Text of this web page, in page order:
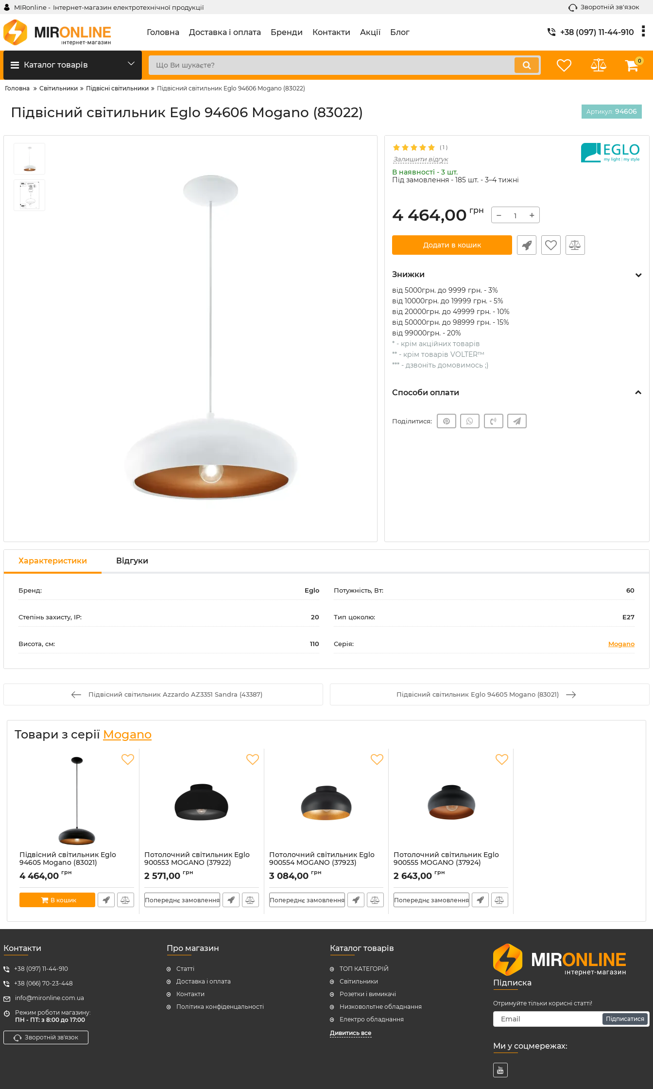
MIRonline - Інтернет-магазин електротехнічної продукції Зворотній зв'язок
Головна Доставка і оплата Бренди Контакти Акції Блог +38 (097) 11-44-910
Каталог товарів 0
Головна Світильники Підвісні світильники Підвісний світильник Eglo 94606 Mogano (83022)
Підвісний світильник Eglo 94606 Mogano (83022) Артикул: 94606
( 1 )
Залишити відгук
В наявності - 3 шт.
Під замовлення - 185 шт. - 3–4 тижні
4 464,00 грн − +
Додати в кошик
Знижки
від 5000грн. до 9999 грн. - 3%
від 10000грн. до 19999 грн. - 5%
від 20000грн. до 49999 грн. - 10%
від 50000грн. до 98999 грн. - 15%
від 99000грн. - 20%
* - крім акційних товарів
** - крім товарів VOLTER™
*** - дзвоніть домовимось ;)
Способи оплати
Поділитися:
Характеристики Відгуки
Бренд: Eglo Потужність, Вт: 60
Степінь захисту, IP: 20 Тип цоколю: E27
Висота, см: 110 Серія: Mogano
Підвісний світильник Azzardo AZ3351 Sandra (43387) Підвісний світильник Eglo 94605 Mogano (83021)
Товари з серії Mogano
Підвісний світильник Eglo
94605 Mogano (83021)
Артикул:
94605
В наявності: 6
4 464,00 грн
В кошик
Потолочний світильник Eglo
900553 MOGANO (37922)
Артикул:900553
2 571,00 грн
Попереднє замовлення
Потолочний світильник Eglo
900554 MOGANO (37923)
Артикул: 900554
3 084,00 грн
Попереднє замовлення
Потолочний світильник Eglo
900555 MOGANO (37924)
Артикул: 900555
2 643,00 грн
Попереднє замовлення
Контакти
+38 (097) 11-44-910
+38 (066) 70-23-448
info@mironline.com.ua
Режим роботи магазину:
ПН - ПТ: з 8:00 до 17:00
Зворотній зв'язок
Про магазин
Статті
Доставка і оплата
Контакти
Політика конфіденцальності
Каталог товарів
ТОП КАТЕГОРІЙ
Світильники
Розетки і вимикачі
Низковольтне обладнання
Електро обладнання
Дивитись все
Підписка
Отримуйте тільки корисні статті!
Підписатися
Ми у соцмережах: